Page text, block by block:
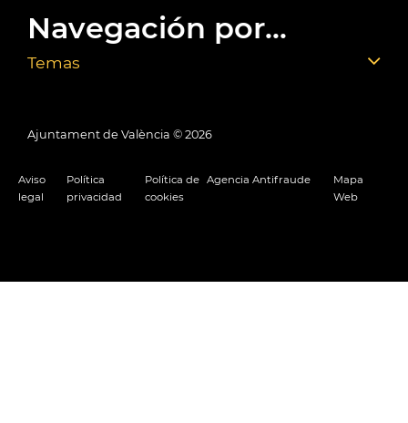
Navegación por...
Temas
Ajuntament de València © 2026
Aviso
legal
Política
privacidad
Política de
cookies
Agencia Antifraude
Mapa
Web